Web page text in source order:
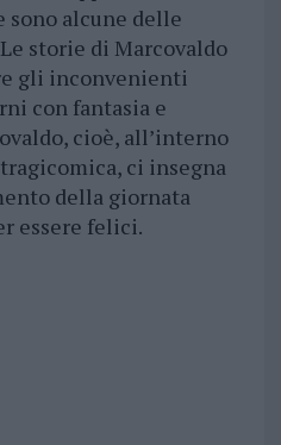
sono alcune delle
storie di Marcovaldo
gli inconvenienti
con fantasia e
cioè, all’interno
ci insegna
della giornata
essere felici.